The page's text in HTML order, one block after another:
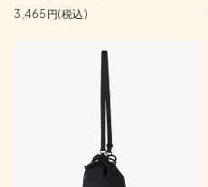
3,465円(税込)